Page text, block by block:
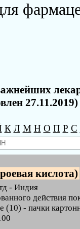
27.11.2019)
К Л М Н О П Р С
кислота)
- Индия
действия
(10) - пачки